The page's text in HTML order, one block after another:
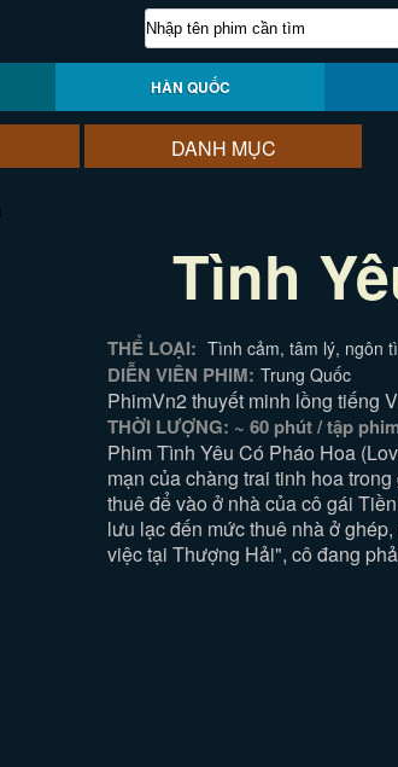
HÀN QUỐC
DANH MỤC
Tình
THỂ LOẠI: Tình cảm, tâm lý, ngôn
DIỄN VIÊN PHIM: Trung Quốc
PhimVn2 thuyết minh lồng tiếng
THỜI LƯỢNG: ~ 60 phút / tập
Phim Tình Yêu Có Pháo Hoa
mạn của chàng trai tinh hoa
thuê để vào ở nhà của cô gái
lưu lạc đến mức thuê nhà ở
việc tại Thượng Hải", cô đang